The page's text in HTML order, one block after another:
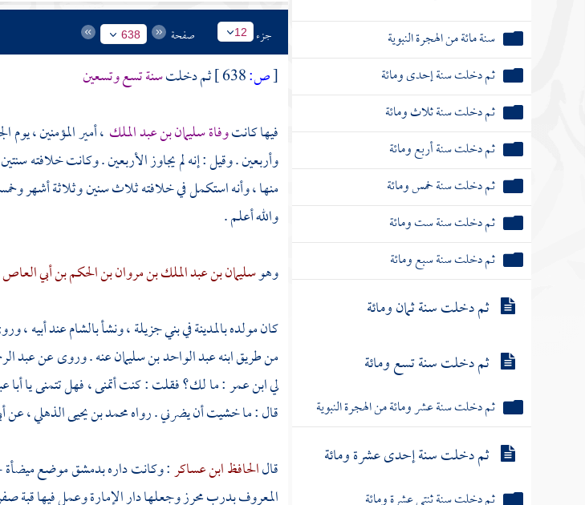
سنة مائة من الهجرة النبوية
ثم دخلت سنة إحدى ومائة
ثم دخلت سنة ثلاث ومائة
ثم دخلت سنة أربع ومائة
ثم دخلت سنة خمس ومائة
ثم دخلت سنة ست ومائة
ثم دخلت سنة سبع ومائة
ثم دخلت سنة ثمان ومائة
ثم دخلت سنة تسع ومائة
ثم دخلت سنة عشر ومائة من الهجرة النبوية
ثم دخلت سنة إحدى عشرة ومائة
جزء 12 صفحة 638
[ص: ثم دخلتسنة تسع وتسعين
فيها كانتوفاةسليمان بن عبد الملك ، أمير المؤمنين ،
وأربعين . وقيل : إنه لم يجاوز الأربعين . وكانت خلافته
منها ، وأنه استكمل في خلافته ثلاث سنين وثلاثة أشهر
والله أعلم .
وهوسليمان بن عبد الملك بن مروان بن الحكم بن أبي
كان مولدهبالمدينةفيبني جزيلة ،ونشأبالشامعند أبيه ،
من طريق ابنهعبد الواحد بن سليمانعنه . وروى عنعبد
ليابن عمر: ما لك؟ فقلت : كنت أتمنى ، فهل تتمنى ياأبا
قال : ما خشيت أن يضرني . رواهمحمد بن يحيى الذهلي ،عن
قالالحافظ ابن عساكر: وكانت دارهبدمشقموضع ميضأة
المعروف بدرب محرز وجعلها دار الإمارة وعمل فيها قبة